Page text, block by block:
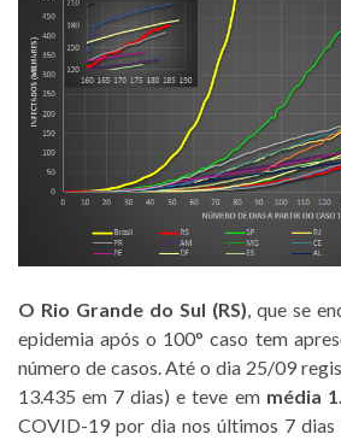
O Rio Grande do Sul (RS), que se
epidemia após o 100° caso tem
número de casos. Até o dia 25/09
13.435 em 7 dias) e teve em média
COVID-19 por dia nos últimos 7 dias